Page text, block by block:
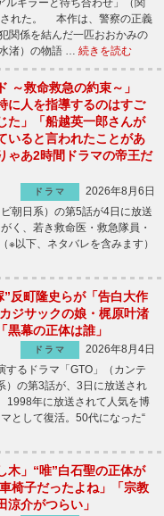
キラーと待ち合わせ」（関
された。 本作は、警察の正義
関係を結んだ一匹おおかみの
渚）の物語 … 続きを読む
～救命救急の約束～」
に人を指導するのはすご
た」「船越英一郎さんが
いると言われたことがあ
ゃあ2時間ドラマの帝王だ
ドラマ
2026年8月6日
朝日系）の第5話が4日に放送
く、若き救命医・救急隊員・
※以下、ネタバレを含みます）
”反町隆史らが「告白大作
ジサックの娘・梶原叶渚
黒幕の正体は誰」
ドラマ
2026年8月4日
るドラマ「GTO」（カンテ
）の第3話が、3日に放送され
年に放送されて人気を博
として復活。50代になった“
木」“唯”白石聖の正体が
椅子だったよね」「宗教
涼介がつらい」